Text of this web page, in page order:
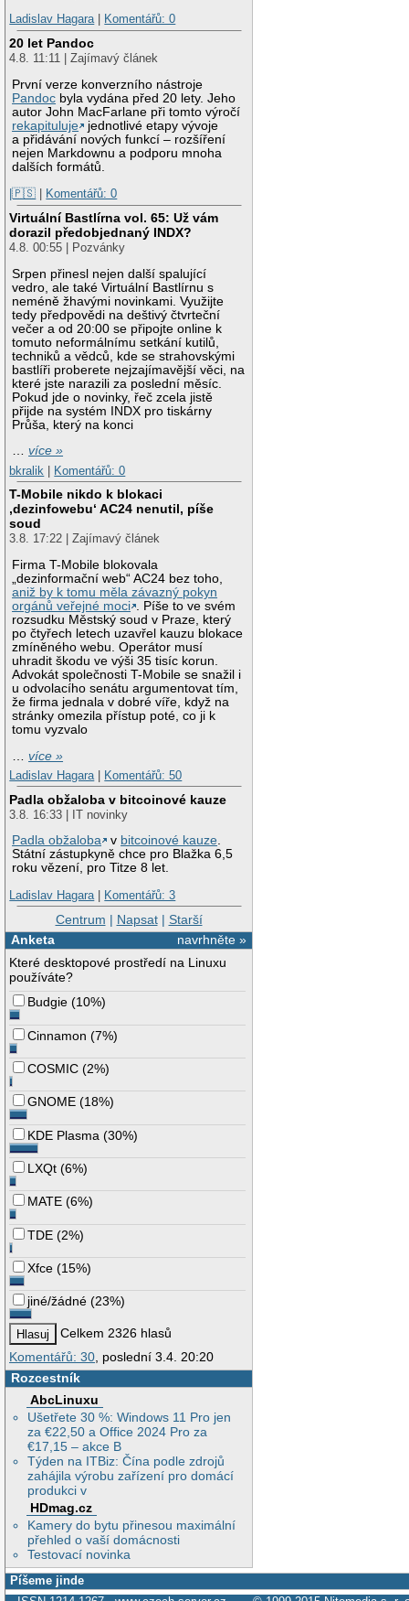
Ladislav Hagara| Komentářů: 0
20 let Pandoc
4.8. 11:11 | Zajímavý článek
První verze konverzního nástroje
Pandoc byla vydána před 20 lety. Jeho
autor John MacFarlane při tomto výročí
rekapituluje
jednotlivé etapy vývoje
a přidávání nových funkcí – rozšíření
nejen Markdownu a podporu mnoha
dalších formátů.
|🇵🇸
Komentářů: 0
Virtuální Bastlírna vol. 65: Už vám
dorazil předobjednaný INDX?
4.8. 00:55 | Pozvánky
Srpen přinesl nejen další spalující
vedro, ale také Virtuální Bastlírnu s
neméně žhavými novinkami. Využijte
tedy předpovědi na deštivý čtvrteční
večer a od 20:00 se připojte online k
tomuto neformálnímu setkání kutilů,
techniků a vědců, kde se strahovskými
bastlíři proberete nejzajímavější věci, na
které jste narazili za poslední měsíc.
Pokud jde o novinky, řeč zcela jistě
přijde na systém INDX pro tiskárny
Průša, který na konci
…více »
bkralik | Komentářů: 0
T-Mobile nikdo k blokaci
‚dezinfowebu‘ AC24 nenutil, píše
soud
3.8. 17:22 | Zajímavý článek
Firma T-Mobile blokovala
„dezinformační web“ AC24 bez toho,
aniž by k tomu měla závazný pokyn
orgánů veřejné moci
. Píše to ve svém
rozsudku Městský soud v Praze, který
po čtyřech letech uzavřel kauzu blokace
zmíněného webu. Operátor musí
uhradit škodu ve výši 35 tisíc korun.
Advokát společnosti T-Mobile se snažil i
u odvolacího senátu argumentovat tím,
že firma jednala v dobré víře, když na
stránky omezila přístup poté, co ji k
tomu vyzvalo
…více »
Ladislav Hagara| Komentářů: 50
Padla obžaloba v bitcoinové kauze
3.8. 16:33 | IT novinky
Padla obžaloba
v bitcoinové kauze.
Státní zástupkyně chce pro Blažka 6,5
roku vězení, pro Titze 8 let.
Ladislav Hagara| Komentářů: 3
Centrum | Napsat| Starší
navrhněte »
Anketa
Které desktopové prostředí na Linuxu
používáte?
Budgie (10%)
Cinnamon (7%)
COSMIC (2%)
GNOME (18%)
KDE Plasma (30%)
LXQt (6%)
MATE (6%)
TDE (2%)
Xfce (15%)
jiné/žádné (23%)
Celkem 2326 hlasů
Komentářů: 30 , poslední 3.4. 20:20
Rozcestník
AbcLinuxu
Ušetřete 30 %: Windows 11 Pro jen
za €22,50 a Office 2024 Pro za
€17,15 – akce B
Týden na ITBiz: Čína podle zdrojů
zahájila výrobu zařízení pro domácí
produkci v
HDmag.cz
Kamery do bytu přinesou maximální
přehled o vaší domácnosti
Testovací novinka
Píšeme jinde